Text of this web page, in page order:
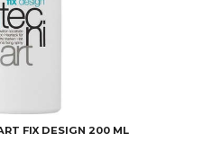
FIX DESIGN 200 ML